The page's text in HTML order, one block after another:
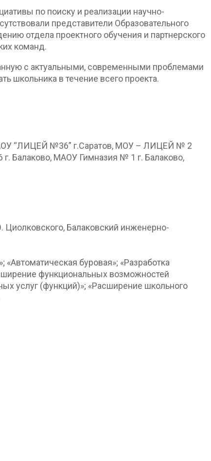
по поиску и реализации научно-
представители Образовательного
отдела проектного обучения и партнерского
команд.
с актуальными, современными проблемами
школьника в течение всего проекта.
“ЛИЦЕЙ №36” г.Саратов, МОУ – ЛИЦЕЙ № 2
Балаково, МАОУ Гимназия № 1 г. Балаково,
Балаковский инженерно-
буровая»; «Разработка
функциональных возможностей
услуг (функций)»; «Расширение школьного